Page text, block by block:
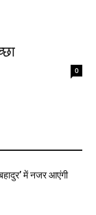
0
में नजर आएंगी